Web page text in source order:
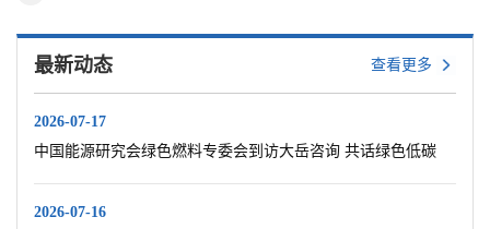
最新动态 查看更多
2026-07-17
中国能源研究会绿色燃料专委会到访大岳咨询 共话绿色低碳
2026-07-16